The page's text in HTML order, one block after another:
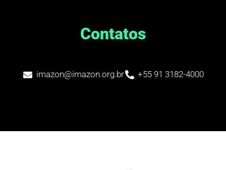
Contatos
imazon@imazon.org.br +55 91 3182-4000